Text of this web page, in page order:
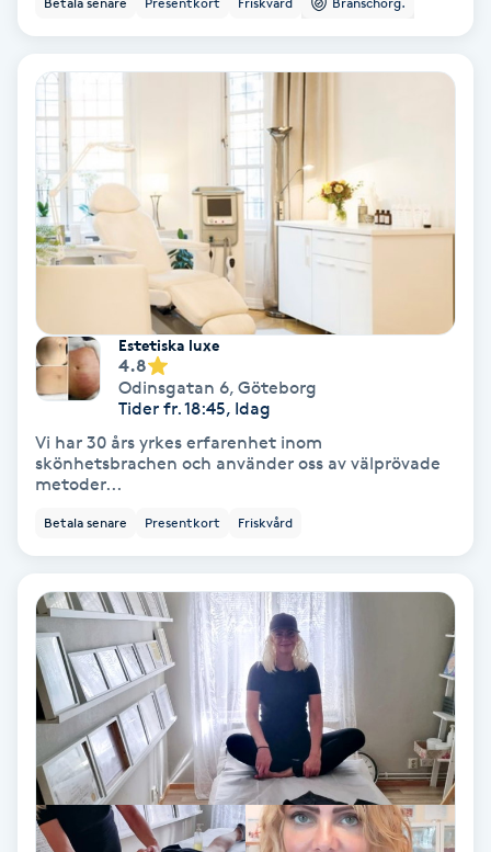
Babylights
Balayage
Bambumassage
Barnklippning
Blowout
Brynformning
Brynfärgning
Brynplockning
Bröllopsuppsättning
Estetiska luxe
4.8
Odinsgatan 6, Göteborg
Tider fr. 18:45, Idag
Vi har 30 års yrkes erfarenhet inom
skönhetsbrachen och använder oss av välprövade
metoder...
Betala senare Presentkort Friskvård